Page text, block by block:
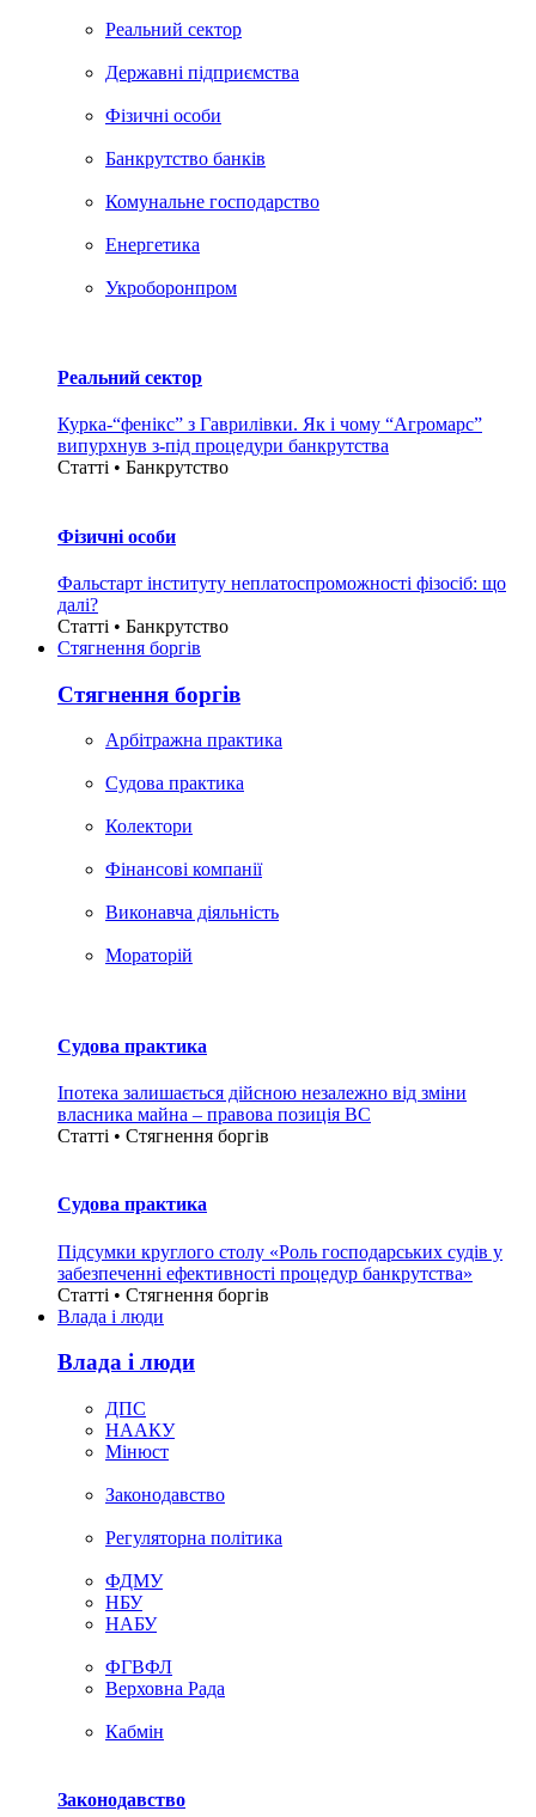
Реальний сектор
Державні підприємства
Фізичні особи
Банкрутство банків
Комунальне господарство
Енергетика
Укроборонпром
Реальний сектор
Курка-“фенікс” з Гаврилівки. Як і чому “Агромарс”
випурхнув з-під процедури банкрутства
Статті • Банкрутство
Фізичні особи
Фальстарт інституту неплатоспроможності фізосіб: що
далі?
Статті • Банкрутство
Стягнення боргiв
Стягнення боргiв
Арбітражна практика
Судова практика
Колектори
Фінансові компанії
Виконавча діяльність
Мораторій
Судова практика
Іпотека залишається дійсною незалежно від зміни
власника майна – правова позиція ВС
Статті • Стягнення боргiв
Судова практика
Підсумки круглого столу «Роль господарських судів у
забезпеченні ефективності процедур банкрутства»
Статті • Стягнення боргiв
Влада i люди
Влада i люди
ДПС
НААКУ
Мінюст
Законодавство
Регуляторна політика
ФДМУ
НБУ
НАБУ
ФГВФЛ
Верховна Рада
Кабмін
Законодавство